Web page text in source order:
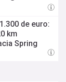
de euro:
km
Spring